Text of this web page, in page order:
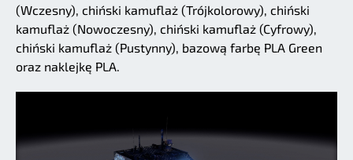
(Wczesny), chiński kamuflaż (Trójkolorowy), chiński
kamuflaż (Nowoczesny), chiński kamuflaż (Cyfrowy),
chiński kamuflaż (Pustynny), bazową farbę PLA Green
oraz naklejkę PLA.